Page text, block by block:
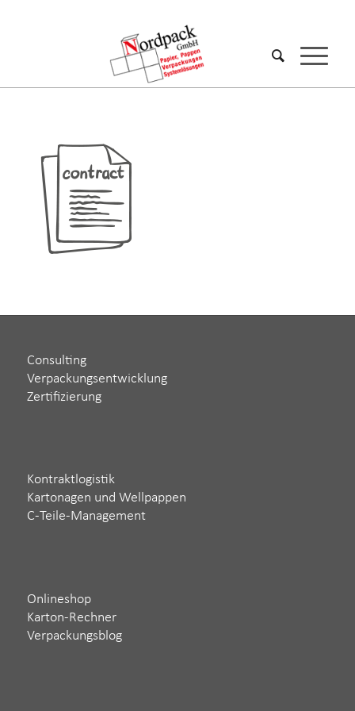
Consulting
Verpackungsentwicklung
Zertifizierung
Kontraktlogistik
Kartonagen und Wellpappen
C-Teile-Management
Onlineshop
Karton-Rechner
Verpackungsblog